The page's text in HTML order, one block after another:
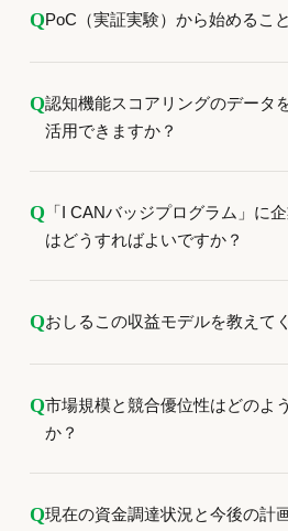
QPoC（実証実験）から始めるこ
Q認知機能スコアリングのデータ
活用できますか？
Q 「I CANバッジプログラム」に
はどうすればよいですか？
Qおしるこの収益モデルを教えて
Q市場規模と競合優位性はどのよ
か？
Q現在の資金調達状況と今後の計